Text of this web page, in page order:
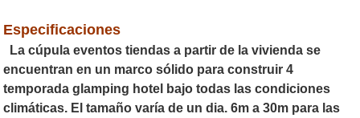
Especificaciones
La cúpula eventos tiendas a partir de la vivienda se
encuentran en un marco sólido para construir 4
temporada glamping hotel bajo todas las condiciones
climáticas. El tamaño varía de un dia. 6m a 30m para las